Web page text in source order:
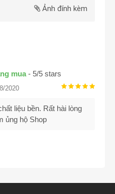
Ảnh đính kèm
mua- 5/5 stars
2020
liệu bền. Rất hài lòng
ủng hộ Shop